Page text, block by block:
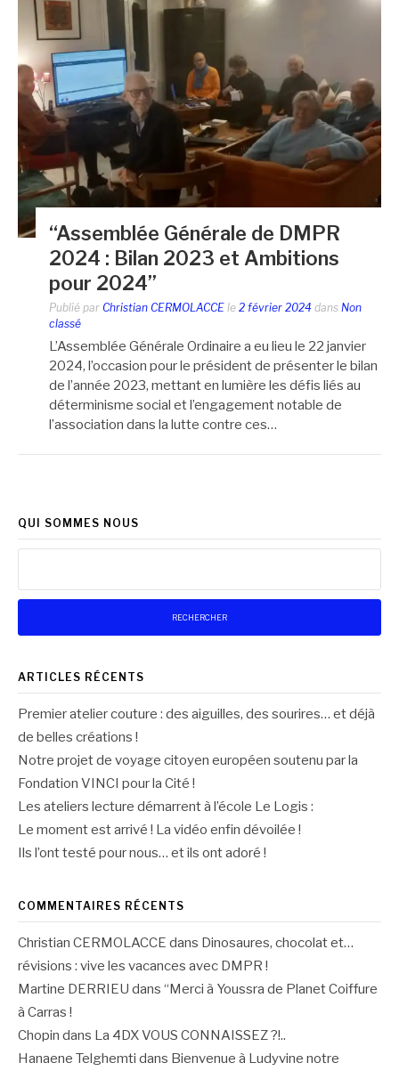
“Assemblée Générale de DMPR
2024 : Bilan 2023 et Ambitions
pour 2024”
Publié par Christian CERMOLACCE le 2 février 2024 dans Non
classé
L’Assemblée Générale Ordinaire a eu lieu le 22 janvier
2024, l’occasion pour le président de présenter le bilan
de l’année 2023, mettant en lumière les défis liés au
déterminisme social et l’engagement notable de
l’association dans la lutte contre ces…
QUI SOMMES NOUS
ARTICLES RÉCENTS
Premier atelier couture : des aiguilles, des sourires… et déjà
de belles créations !
Notre projet de voyage citoyen européen soutenu par la
Fondation VINCI pour la Cité !
Les ateliers lecture démarrent à l’école Le Logis :
Le moment est arrivé ! La vidéo enfin dévoilée !
Ils l’ont testé pour nous… et ils ont adoré !
COMMENTAIRES RÉCENTS
Christian CERMOLACCE dans Dinosaures, chocolat et…
révisions : vive les vacances avec DMPR !
Martine DERRIEU dans “Merci à Youssra de Planet Coiffure
à Carras !
Chopin dans La 4DX VOUS CONNAISSEZ ?!..
Hanaene Telghemti dans Bienvenue à Ludyvine notre